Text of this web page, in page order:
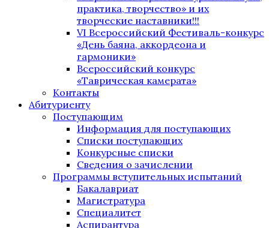
практика, творчество» и их
творческие наставники!!!
VI Всероссийский Фестиваль-конкурс
«День баяна, аккордеона и
гармоники»
Всероссийский конкурс
«Таврическая камерата»
Контакты
Абитуриенту
Поступающим
Информация для поступающих
Списки поступающих
Конкурсные списки
Сведения о зачислении
Программы вступительных испытаний
Бакалавриат
Магистратура
Специалитет
Аспирантура